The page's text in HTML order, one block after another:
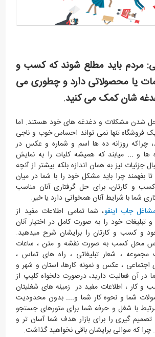
مردم باید مطلع شوند که کسب و
یا محصولاتی دارد و چطوری می
شان کمک می کنید.
شدن مشکلات و دغدغه های خود هستند. اما
فروشگاه تنها نمی تواند احساس خوب و ناجی
چراکه روزانه ده ها اسم و شماره و عکس در
ها و ... میابند که همیشه کلیات را به نمایش
جزئیات نیز به همان اندازه بلکه بیشتر از آنچه
بفهمند چرا باید مشکل خود را با شما در میان
کسب و کارتان، برای حل گرفتاری آنان مناسب
شما با شرایط آنان همخوانی دارد یا خیر.
جاب اینفو، شما تمامی اطلاعات مفید از
خود را به صورت کامل در اختیار آنان
و کسب و کارتان را برایشان شرح میدهید.
محل کسب به صورت نقشه و متن ، ساعات
مجموعه ، شعار تبلیغاتی ، راه های تماس ،
، عکس و نمونه کارها، استان و شهر و
آن فعالیت دارید، درصورت دلخواه کلیپ از
و کار ، اطلاعات مفید در زمینه های شغلیتان
شما و نحوه کار شما و.... بدون محدودیت
با شغل و حرفه شما برای متورهای جستجو
گیری را برای بازار هدف شما آسان تر و
که سوالی برایشان باقی نخواهید گذاشت.